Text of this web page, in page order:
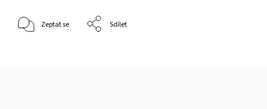
Zeptat se Sdílet